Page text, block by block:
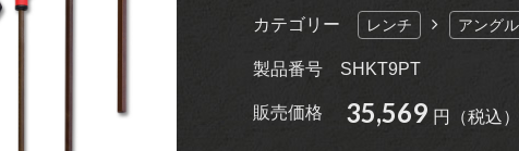
ブレーキ・ ホイール
グッズ
カテゴリー レンチ アング
製品番号 SHKT9PT
販売価格 35,569 円（税込）